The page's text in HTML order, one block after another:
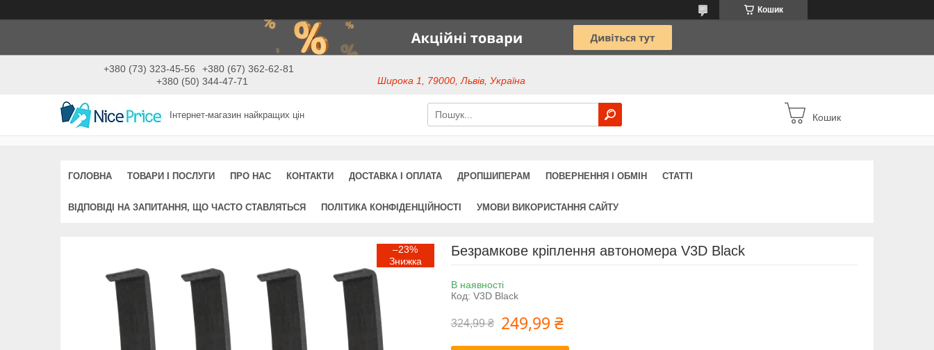
Кошик
+380 (73) 323-45-56
+380 (67) 362-62-81
+380 (50) 344-47-71
Широка 1, 79000, Львів, Україна
Інтернет-магазин найкращих цін Кошик
ГОЛОВНА ТОВАРИ І ПОСЛУГИ ПРО НАС КОНТАКТИ ДОСТАВКА І ОПЛАТА ДРОПШИПЕРАМ ПОВЕРНЕННЯ І ОБМІН СТАТТІ
ВІДПОВІДІ НА ЗАПИТАННЯ, ЩО ЧАСТО СТАВЛЯТЬСЯ ПОЛІТИКА КОНФІДЕНЦІЙНОСТІ УМОВИ ВИКОРИСТАННЯ САЙТУ
–23% Безрамкове кріплення автономера V3D Black
В наявності
Код: V3D Black
324,99 ₴ 249,99 ₴